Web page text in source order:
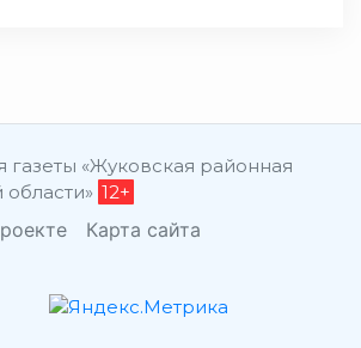
газеты «Жуковская районная
области» 12+
Карта сайта